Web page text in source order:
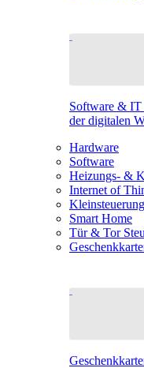
Software & IT
der digitalen
Hardware
Software
Heizungs- &
Internet of
Smart Home
Tür & Tor